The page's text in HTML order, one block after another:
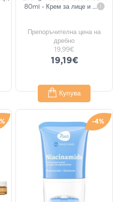
80ml - Крем за лице и ... i
Препоръчителна цена на
дребно
19,99€
19,19€
Купува
-4%